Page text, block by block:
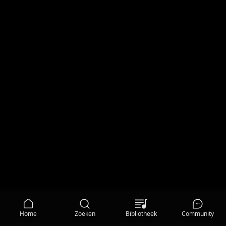
Home Zoeken Bibliotheek Community